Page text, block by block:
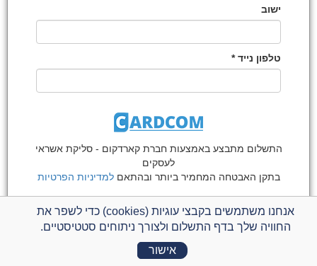
פרטי תרומה
תרומה לתנועת אם תרצו
יש לבחור את מספר החודשים של התרומה הקבועה
ישוב
טלפון נייד *
התשלום מתבצע באמצעות חברת קארדקום -סליקת אשראי
לעסקים
בתקן האבטחה המחמיר ביותר ובהתאםלמדיניות הפרטיות
אנחנו משתמשים בקבצי עוגיות (cookies) כדי לשפר את
החוויה שלך בדף התשלום ולצורך ניתוחים סטטיסטיים.